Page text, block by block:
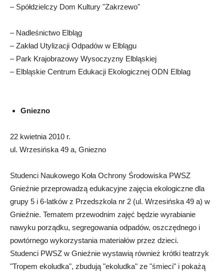
– Spółdzielczy Dom Kultury "Zakrzewo"
– Nadleśnictwo Elbląg
– Zakład Utylizacji Odpadów w Elblągu
– Park Krajobrazowy Wysoczyzny Elbląskiej
– Elbląskie Centrum Edukacji Ekologicznej ODN Elblag
Gniezno
22 kwietnia 2010 r.
ul. Wrzesińska 49 a, Gniezno
Studenci Naukowego Koła Ochrony Środowiska PWSZ
Gnieźnie przeprowadzą edukacyjne zajęcia ekologiczne dla
grupy 5 i 6-latków z Przedszkola nr 2 (ul. Wrzesińska 49 a) w
Gnieźnie. Tematem przewodnim zajęć będzie wyrabianie
nawyku porządku, segregowania odpadów, oszczędnego i
powtórnego wykorzystania materiałów przez dzieci.
Studenci PWSZ w Gnieźnie wystawią również krótki teatrzyk
"Tropem ekoludka", zbudują "ekoludka" ze "śmieci" i pokażą